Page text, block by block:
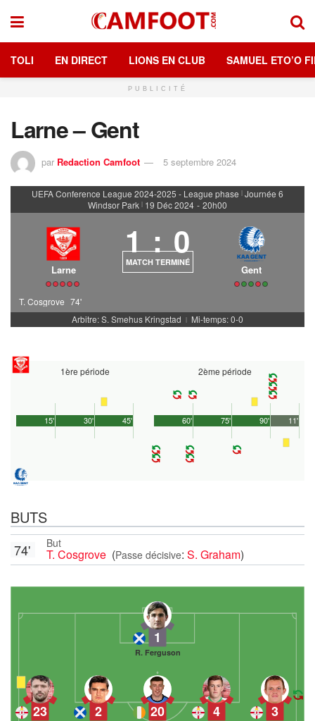
TOLI EN DIRECT LIONS EN CLUB SAMUEL ETO’O
PUBLICITÉ
Larne – Gent
par Redaction Camfoot 5 septembre 2024
UEFA Conference League 2024-2025 - League phase | Journée 6
Windsor Park | 19 Déc 2024 - 20h00
Larne
1 : 0
MATCH TERMINÉ
Gent
T. Cosgrove 74'
Arbitre: S. Smehus Kringstad
| Mi-temps: 0-0
1ère période
45'
15' 30'
2ème période
90'
60' 75' 11'
BUTS
But
T. Cosgrove (Passe décisive: S. Graham)
74'
1
R. Ferguson
3
4
20
2
23